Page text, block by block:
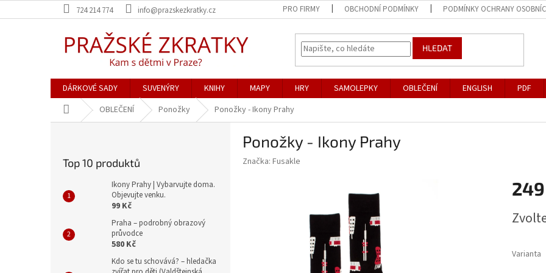
na
724 214 774 info@prazskezkratky.cz PRO FIRMY OBCHODNÍ PODMÍNKY PODMÍNKY OCHRANY
HLEDAT
DÁRKOVÉ SADY SUVENÝRY KNIHY MAPY HRY SAMOLEPKY OBLEČENÍ ENGLISH PDF
Domů OBLEČENÍ Ponožky Ponožky - Ikony Prahy
Top 10 produktů
Ikony Prahy | Vybarvujte doma.
Objevujte venku.
99 Kč
Praha – podrobný obrazový
průvodce
580 Kč
Kdo se tu schovává? – hledačka
Ponožky - Ikony Prahy
Značka: Fusakle
cena:
Varianta